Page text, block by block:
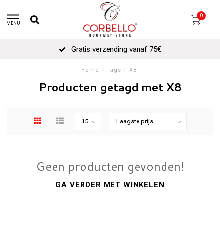
MENU
0
Gratis verzending vanaf 75€
Home / Tags / X8
Producten getagd met X8
Geen producten gevonden!
GA VERDER MET WINKELEN